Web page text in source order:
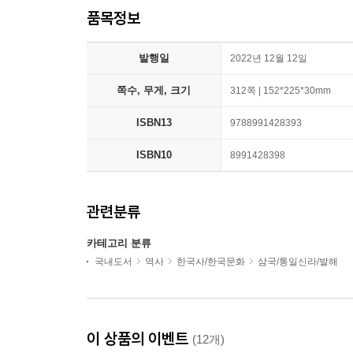
품목정보
발행일 2022년 12월 12일
쪽수, 무게, 크기 312쪽 | 152*225*30mm
ISBN13 9788991428393
ISBN10 8991428398
관련분류
카테고리 분류
국내도서 역사 한국사/한국문화 삼국/통일신라/발해
이 상품의 이벤트 (12개)